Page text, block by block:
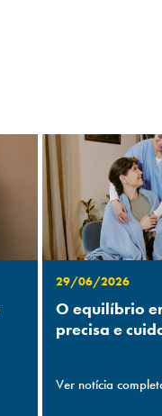
29/06/2026
O equilíbrio
precisa e
Ver notícia